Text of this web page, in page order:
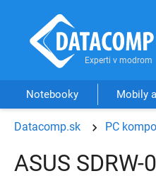
Notebooky Mobily
Datacomp.sk PC
ASUS